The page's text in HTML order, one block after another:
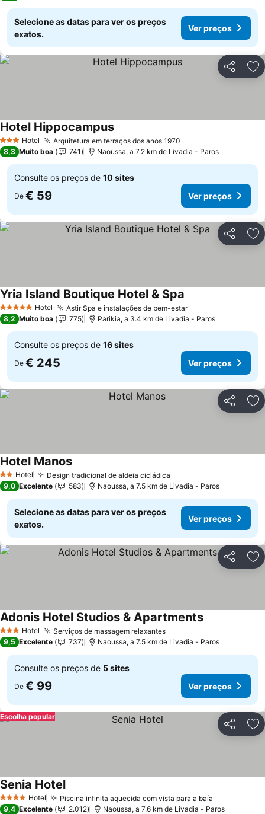
Selecione as datas para ver os preços
exatos.
Ver preços
Partilhar
3 EstrelasHotel Arquitetura em terraços dos anos 1970
Hotel HippocampusVer preços
8,3 Muito boa 741 Naoussa, a 7.2 km de Livadia - Paros
Consulte os preços de 10 sites
De € 59 Ver preços
Partilhar
5 Estrelas Hotel Astir Spa e instalações de bem-estarVer preços
Yria Island Boutique Hotel & Spa
8,2 Muito boa 775 Parikia, a 3.4 km de Livadia - Paros
Consulte os preços de 16 sites
De € 245 Ver preços
Partilhar
2 Estrelas
Hotel Design tradicional de aldeia cicládica
Hotel ManosVer preços
9,0 Excelente 583 Naoussa, a 7.5 km de Livadia - Paros
Selecione as datas para ver os preços
exatos.
Ver preços
Partilhar
3 EstrelasHotel Serviços de massagem relaxantesVer preços
Adonis Hotel Studios & ApartmentsVer preços
9,5 Excelente 737 Naoussa, a 7.5 km de Livadia - Paros
Consulte os preços de 5 sites
De € 99 Ver preços
Partilhar
Escolha popular
4 EstrelasHotel Piscina infinita aquecida com vista para a baía
Senia HotelVer preços
9,4 Excelente 2.012 Naoussa, a 7.6 km de Livadia - Paros